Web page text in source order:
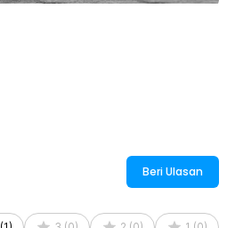
Beri Ulasan